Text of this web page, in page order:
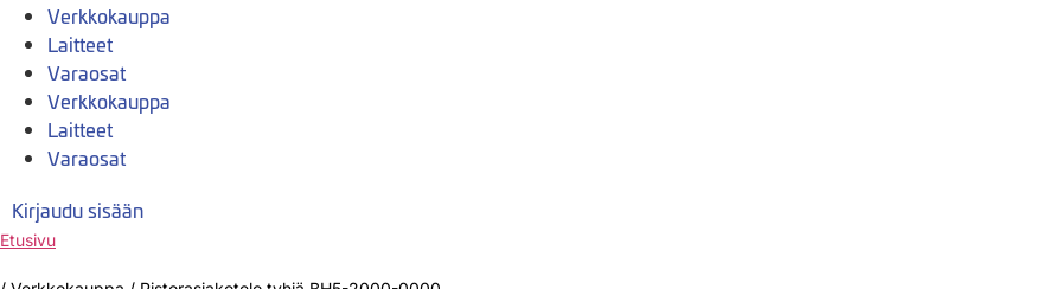
Verkkokauppa
Laitteet
Varaosat
Verkkokauppa
Laitteet
Varaosat
Kirjaudu sisään
Etusivu